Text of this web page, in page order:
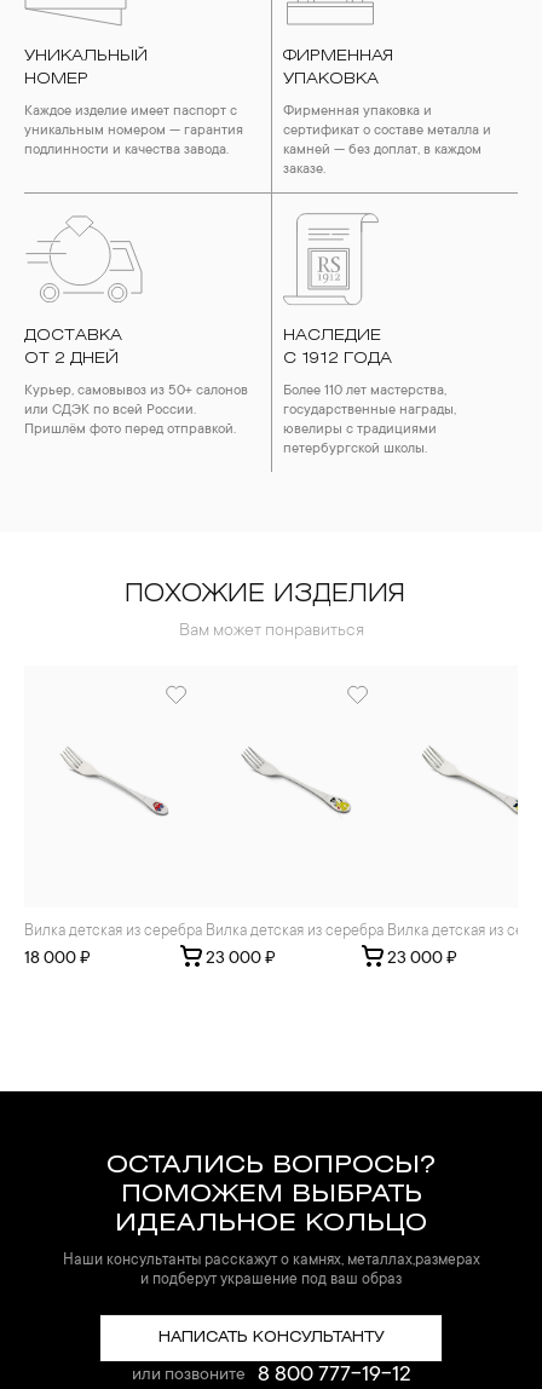
УНИКАЛЬНЫЙ
НОМЕР
Каждое изделие имеет паспорт с
уникальным номером — гарантия
подлинности и качества завода.
ФИРМЕННАЯ
УПАКОВКА
Фирменная упаковка и
сертификат о составе металла и
камней — без доплат, в каждом
заказе.
ДОСТАВКА
ОТ 2 ДНЕЙ
Курьер, самовывоз из 50+ салонов
или СДЭК по всей России.
Пришлём фото перед отправкой.
НАСЛЕДИЕ
С 1912 ГОДА
Более 110 лет мастерства,
государственные награды,
ювелиры с традициями
петербургской школы.
ПОХОЖИЕ ИЗДЕЛИЯ
Вам может понравиться
Вилка детская из серебра
18 000 ₽
Вилка детская из серебра
23 000 ₽
Вилка детская из
23 000 ₽
ОСТАЛИСЬ ВОПРОСЫ?
ПОМОЖЕМ ВЫБРАТЬ
ИДЕАЛЬНОЕ КОЛЬЦО
Наши консультанты расскажут о камнях, металлах,размерах
и подберут украшение под ваш образ
НАПИСАТЬ КОНСУЛЬТАНТУ
или позвоните 8 800 777-19-12